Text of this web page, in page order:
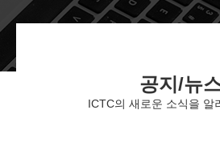
공지/뉴
ICTC의 새로운 소식을 알